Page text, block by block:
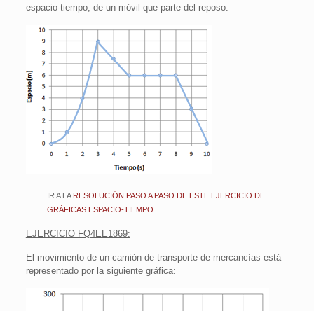
espacio-tiempo, de un móvil que parte del reposo:
IR A LA RESOLUCIÓN PASO A PASO DE ESTE EJERCICIO DE
GRÁFICAS ESPACIO-TIEMPO
EJERCICIO FQ4EE1869:
El movimiento de un camión de transporte de mercancías está
representado por la siguiente gráfica: